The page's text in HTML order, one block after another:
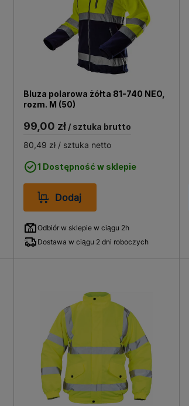
Bluza polarowa żółta 81-740 NEO,
rozm. M (50)
99,00 zł/ sztuka brutto
80,49 zł/ sztuka netto
1 Dostępność w sklepie
Dodaj
Odbiór w sklepie w ciągu 2h
Dostawa w ciągu 2 dni roboczych